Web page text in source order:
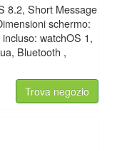
8.2, Short Message
schermo:
watchOS 1,
Bluetooth ,
Trova negozio